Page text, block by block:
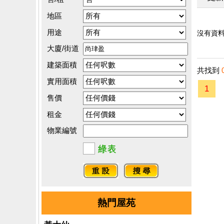
地區
用途
大廈/街道
建築面積
實用面積
售價
租金
物業編號
熱門屋苑
沒有資料
共找到
1